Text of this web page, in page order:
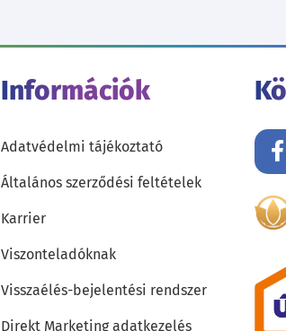
Információk
Adatvédelmi tájékoztató
Általános szerződési feltételek
Karrier
Viszonteladóknak
Visszaélés-bejelentési rendszer
Direkt Marketing adatkezelés